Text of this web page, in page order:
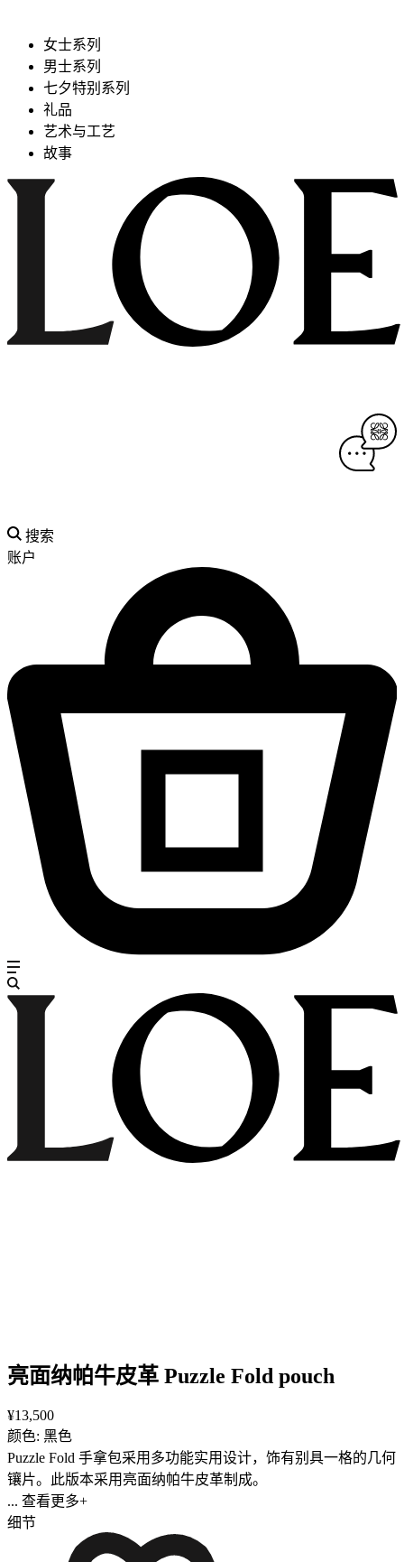
女士系列
男士系列
七夕特别系列
礼品
艺术与工艺
故事
搜索
账户
亮面纳帕牛皮革 Puzzle Fold pouch
¥13,500
颜色: 黑色
Puzzle Fold 手拿包采用多功能实用设计，饰有别具一格的几何
镶片。此版本采用亮面纳帕牛皮革制成。
... 查看更多+
细节